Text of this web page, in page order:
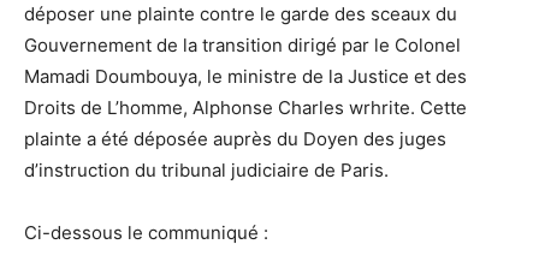
déposer une plainte contre le garde des sceaux du
Gouvernement de la transition dirigé par le Colonel
Mamadi Doumbouya, le ministre de la Justice et des
Droits de L’homme, Alphonse Charles wrhrite. Cette
plainte a été déposée auprès du Doyen des juges
d’instruction du tribunal judiciaire de Paris.
Ci-dessous le communiqué :